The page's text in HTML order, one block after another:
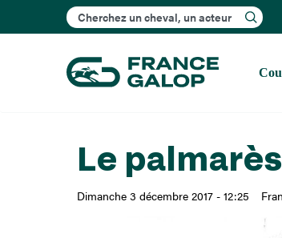
Rechercher
Le
Dimanche 3 décembre 2017 - 12:25